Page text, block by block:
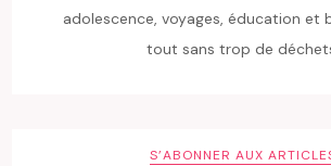
adolescence, voyages, éducation et
tout sans trop de
S’ABONNER AUX